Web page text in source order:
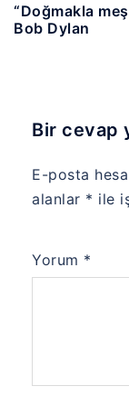
“Doğmakla
Bob Dylan
Bir cevap
E-posta
alanlar * ile
Yorum *